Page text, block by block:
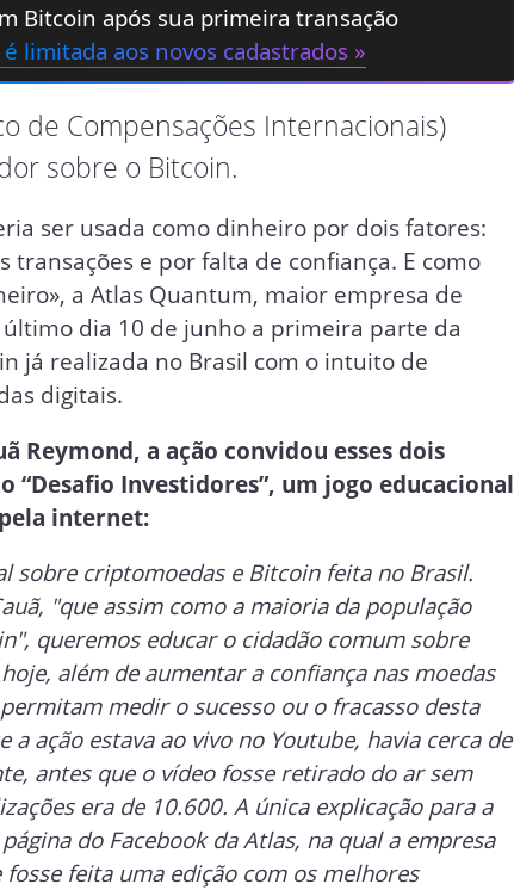
Bitcoin após sua primeira transação
limitada aos novos cadastrados »
de Compensações Internacionais)
sobre o Bitcoin.
ser usada como dinheiro por dois fatores:
e por falta de confiança. E como
a Atlas Quantum, maior empresa de
dia 10 de junho a primeira parte da
já realizada no Brasil com o intuito de
digitais.
Reymond, a ação convidou esses dois
Investidores”, um jogo educacional
internet:
sobre criptomoedas e Bitcoin feita no Brasil.
"que assim como a maioria da população
queremos educar o cidadão comum sobre
além de aumentar a confiança nas moedas
medir o sucesso ou o fracasso desta
ação estava ao vivo no Youtube, havia cerca de
antes que o vídeo fosse retirado do ar sem
era de 10.600. A única explicação para a
do Facebook da Atlas, na qual a empresa
feita uma edição com os melhores